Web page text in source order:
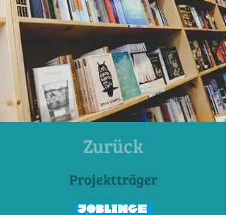
Zurück
Projektträger